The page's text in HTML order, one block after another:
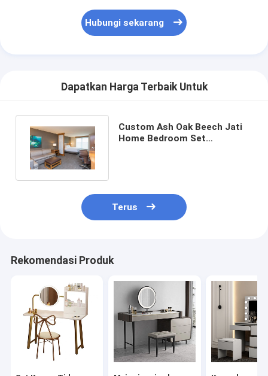
Hubungi sekarang
Dapatkan Harga Terbaik Untuk
Custom Ash Oak Beech Jati
Home Bedroom Set
Terus
Rekomendasi Produk